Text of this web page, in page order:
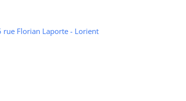
rue Florian Laporte - Lorient